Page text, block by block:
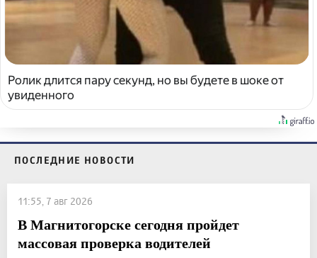
Ролик длится пару секунд, но вы будете в шоке от
увиденного
ПОСЛЕДНИЕ НОВОСТИ
11:55, 7 авг 2026
В Магнитогорске сегодня пройдет
массовая проверка водителей